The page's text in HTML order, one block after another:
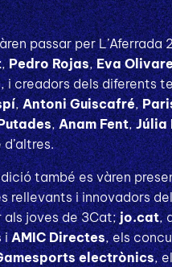
passar per
,Pedro Rojas,Eva
, i creadors dels diferents
,Antoni Guiscafré,
,Anam Fent,Júlia
també es vàren
rellevants i innovadors
joves de 3Cat;jo.cat,
iAMIC Directes, els
electrònics,